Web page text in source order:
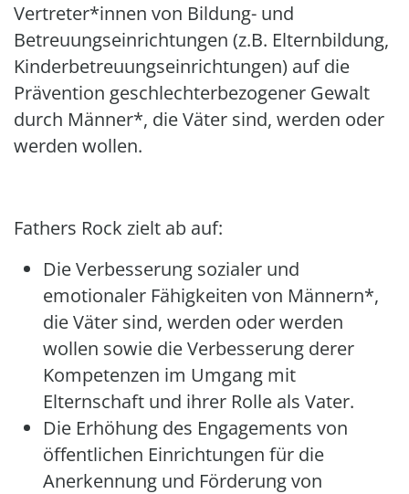
Vertreter*innen von Bildung- und
Betreuungseinrichtungen (z.B. Elternbildung,
Kinderbetreuungseinrichtungen) auf die
Prävention geschlechterbezogener Gewalt
durch Männer*, die Väter sind, werden oder
werden wollen.
Fathers Rock zielt ab auf:
Die Verbesserung sozialer und
emotionaler Fähigkeiten von Männern*,
die Väter sind, werden oder werden
wollen sowie die Verbesserung derer
Kompetenzen im Umgang mit
Elternschaft und ihrer Rolle als Vater.
Die Erhöhung des Engagements von
öffentlichen Einrichtungen für die
Anerkennung und Förderung von